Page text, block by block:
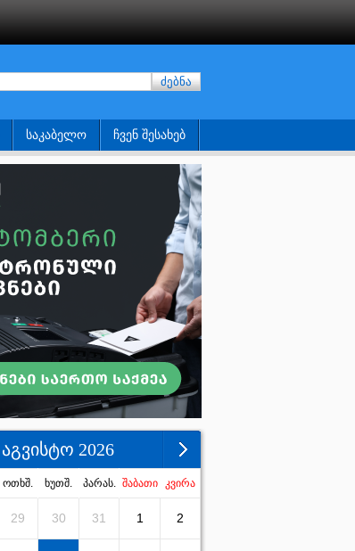
ძებნა
ᲡᲐᲙᲐᲑᲔᲚᲝ ᲩᲕᲔᲜ ᲨᲔᲡᲐᲮᲔᲑ
აგვისტო 2026
ოთხშ. ხუთშ. პარას. შაბათი კვირა
29 30 31 1 2